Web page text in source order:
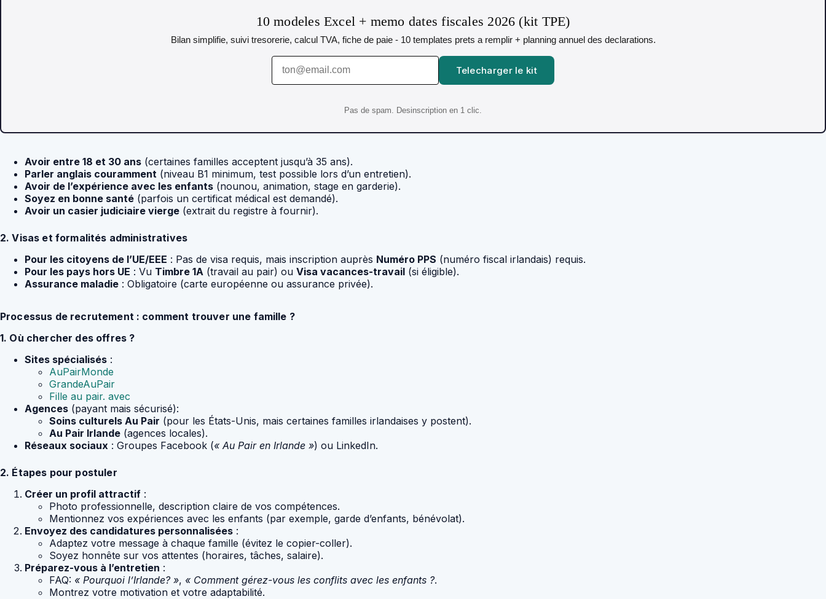
10 modeles Excel + memo dates fiscales 2026 (kit TPE)
Bilan simplifie, suivi tresorerie, calcul TVA, fiche de paie - 10 templates prets a remplir + planning annuel des declarations.
Telecharger le kit
Pas de spam. Desinscription en 1 clic.
Avoir entre 18 et 30 ans (certaines familles acceptent jusqu’à 35 ans).
Parler anglais couramment (niveau B1 minimum, test possible lors d’un entretien).
Avoir de l’expérience avec les enfants (nounou, animation, stage en garderie).
Soyez en bonne santé (parfois un certificat médical est demandé).
Avoir un casier judiciaire vierge (extrait du registre à fournir).
2. Visas et formalités administratives
Pour les citoyens de l’UE/EEE : Pas de visa requis, mais inscription auprès Numéro PPS (numéro fiscal irlandais) requis.
Pour les pays hors UE : Vu Timbre 1A (travail au pair) ou Visa vacances-travail (si éligible).
Assurance maladie : Obligatoire (carte européenne ou assurance privée).
Processus de recrutement : comment trouver une famille ?
1. Où chercher des offres ?
Sites spécialisés :
AuPairMonde
GrandeAuPair
Fille au pair. avec
Agences (payant mais sécurisé):
Soins culturels Au Pair (pour les États-Unis, mais certaines familles irlandaises y postent).
Au Pair Irlande (agences locales).
Réseaux sociaux : Groupes Facebook (« Au Pair en Irlande ») ou LinkedIn.
2. Étapes pour postuler
Créer un profil attractif :
Photo professionnelle, description claire de vos compétences.
Mentionnez vos expériences avec les enfants (par exemple, garde d’enfants, bénévolat).
Envoyez des candidatures personnalisées :
Adaptez votre message à chaque famille (évitez le copier-coller).
Soyez honnête sur vos attentes (horaires, tâches, salaire).
Préparez-vous à l’entretien :
FAQ: « Pourquoi l’Irlande? », « Comment gérez-vous les conflits avec les enfants ?.
Montrez votre motivation et votre adaptabilité.